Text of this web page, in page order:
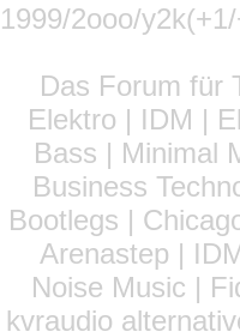
1999/2ooo/
Das Forum für
Elektro | IDM |
Bass | Minimal
Business
Bootlegs |
Arenastep |
Noise Music |
kvraudio